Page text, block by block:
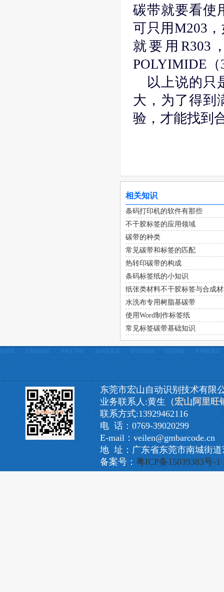
碳带就要看使
可只用M203
就要用R303
POLYIMIDE
以上说的只
大，为了得到
验，才能找到
相关知识
条码打印机的软件有那些
不干胶标签的应用领域
碳带的种类
常见碳带和标签的匹配
热转印碳带的构成
条码标签纸的小知识
纸张类材料不干胶标签与合成
水洗布专用树脂基碳带
使用Word制作标签纸
常见标签碳带基础知识
贴标机 定制贴标机 条码打印机 条码采集器 条码扫描枪 扫描模组 条码检测仪
东莞市宏山自动识别技术有限
业务联系人:黄生 （宏山阿里旺
联系方式:13929462116
电 话：0769-39020299
E-mail：veilen@gmbarcode.cn
地 址：广东省东莞市南城街
备案号： 粤ICP备15039383号-1